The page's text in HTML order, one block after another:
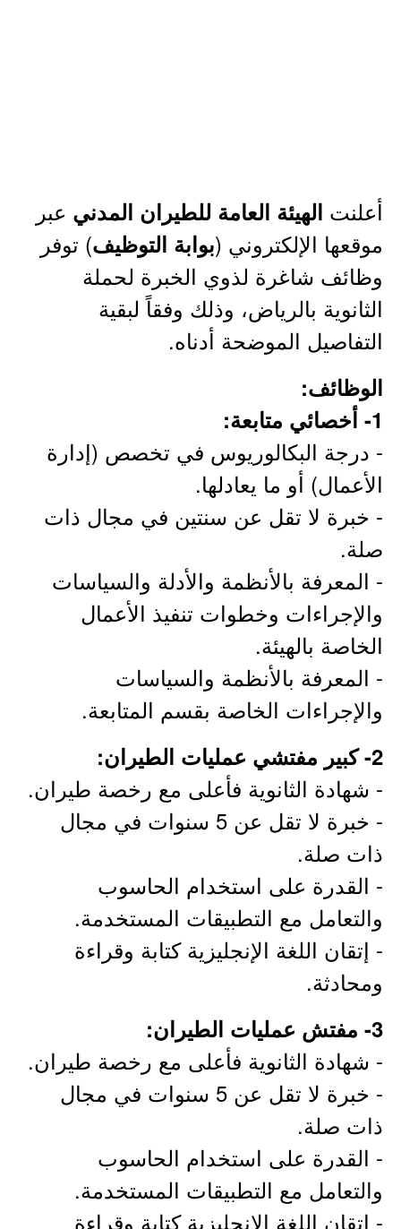
أعلنت الهيئة العامة للطيران المدني عبر
موقعها الإلكتروني (بوابة التوظيف) توفر
وظائف شاغرة لذوي الخبرة لحملة
الثانوية بالرياض، وذلك وفقاً لبقية
التفاصيل الموضحة أدناه.
الوظائف:
1- أخصائي متابعة:
- درجة البكالوريوس في تخصص (إدارة
الأعمال) أو ما يعادلها.
- خبرة لا تقل عن سنتين في مجال ذات
صلة.
- المعرفة بالأنظمة والأدلة والسياسات
والإجراءات وخطوات تنفيذ الأعمال
الخاصة بالهيئة.
- المعرفة بالأنظمة والسياسات
والإجراءات الخاصة بقسم المتابعة.
2- كبير مفتشي عمليات الطيران:
- شهادة الثانوية فأعلى مع رخصة طيران.
- خبرة لا تقل عن 5 سنوات في مجال
ذات صلة.
- القدرة على استخدام الحاسوب
والتعامل مع التطبيقات المستخدمة.
- إتقان اللغة الإنجليزية كتابة وقراءة
ومحادثة.
3- مفتش عمليات الطيران:
- شهادة الثانوية فأعلى مع رخصة طيران.
- خبرة لا تقل عن 5 سنوات في مجال
ذات صلة.
- القدرة على استخدام الحاسوب
والتعامل مع التطبيقات المستخدمة.
- إتقان اللغة الإنجليزية كتابة وقراءة